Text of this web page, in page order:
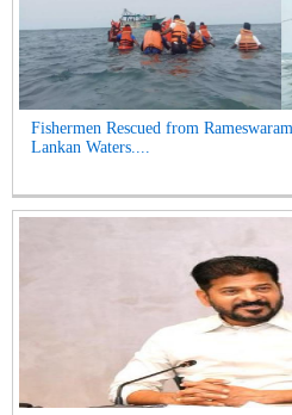
Fishermen Rescued from
Lankan Waters....